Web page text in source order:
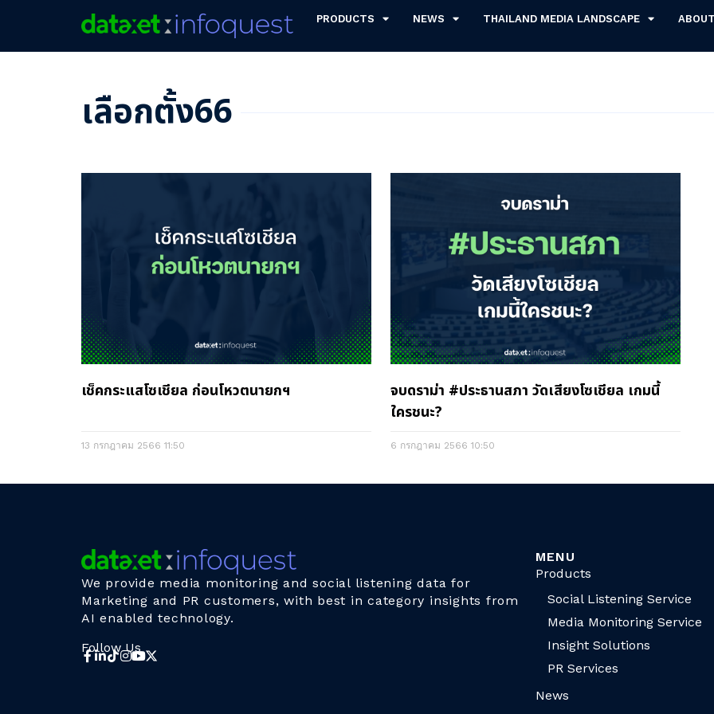
PRODUCTS NEWS THAILAND MEDIA LANDSCAPE
เลือกตั้ง66
เช็คกระแสโซเชียล ก่อนโหวตนายกฯ
13 กรกฎาคม 2566 11:50
จบดราม่า #ประธานสภา วัดเสียงโซเชียล เกมนี้
ใครชนะ?
6 กรกฎาคม 2566 10:50
We provide media monitoring and social listening data for
Marketing and PR customers, with best in category insights from
AI enabled technology.
Follow Us
MENU
Products
Social Listening Service
Media Monitoring Service
Insight Solutions
PR Services
News